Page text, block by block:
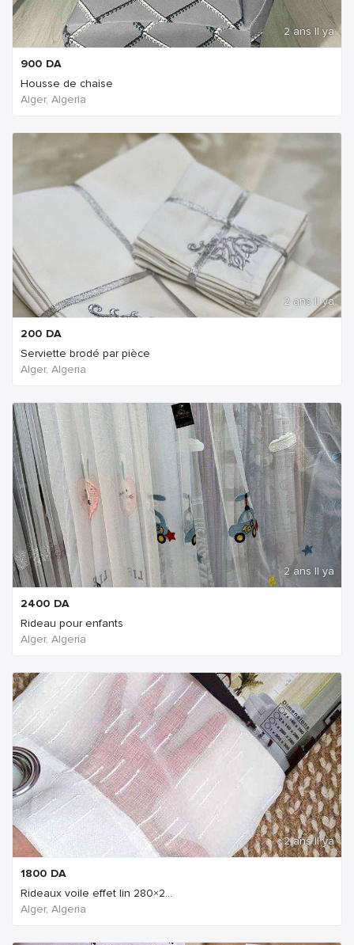
2 ans Il ya
900 DA
Housse de chaise
Alger, Algeria
2 ans Il ya
200 DA
Serviette brodé par pièce
Alger, Algeria
2 ans Il ya
2400 DA
Rideau pour enfants
Alger, Algeria
2 ans Il ya
1800 DA
Rideaux voile effet lin 280×2...
Alger, Algeria